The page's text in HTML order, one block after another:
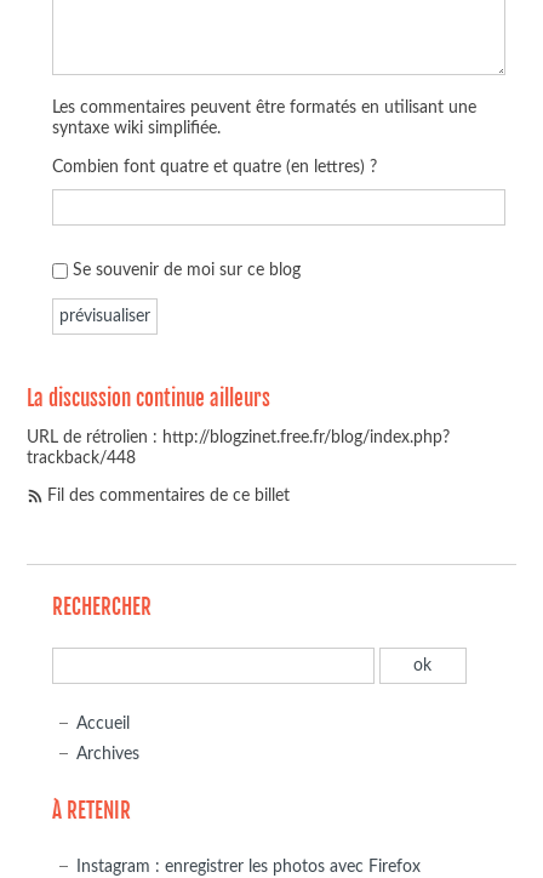
Les commentaires peuvent être formatés en utilisant une
syntaxe wiki simplifiée.
Combien font quatre et quatre (en lettres) ?
Se souvenir de moi sur ce blog
La discussion continue ailleurs
URL de rétrolien : http://blogzinet.free.fr/blog/index.php?
trackback/448
Fil des commentaires de ce billet
RECHERCHER
Accueil
Archives
À RETENIR
Instagram : enregistrer les photos avec Firefox